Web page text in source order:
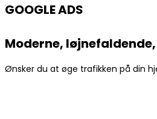
GOOGLE ADS
Moderne,
Ønsker du at øge trafikken på din